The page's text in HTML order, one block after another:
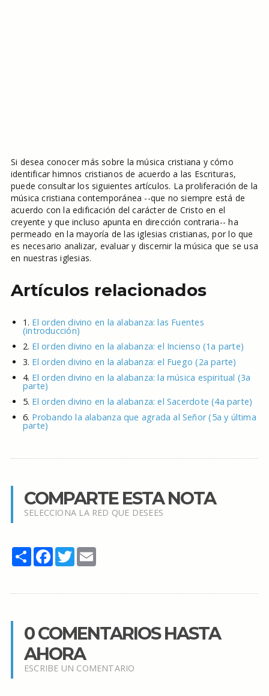
Si desea conocer más sobre la música cristiana y cómo
identificar himnos cristianos de acuerdo a las Escrituras,
puede consultar los siguientes artículos. La proliferación de la
música cristiana contemporánea --que no siempre está de
acuerdo con la edificación del carácter de Cristo en el
creyente y que incluso apunta en dirección contraria-- ha
permeado en la mayoría de las iglesias cristianas, por lo que
es necesario analizar, evaluar y discernir la música que se usa
en nuestras iglesias.
Artículos relacionados
1. El orden divino en la alabanza: las Fuentes
(introducción)
2. El orden divino en la alabanza: el Incienso (1a parte)
3. El orden divino en la alabanza: el Fuego (2a parte)
4. El orden divino en la alabanza: la música espiritual (3a
parte)
5. El orden divino en la alabanza: el Sacerdote (4a parte)
6. Probando la alabanza que agrada al Señor (5a y última
parte)
COMPARTE ESTA NOTA
SELECCIONA LA RED QUE DESEES
Share Facebook
TwitterEmail
0 COMENTARIOS HASTA
AHORA
ESCRIBE UN COMENTARIO